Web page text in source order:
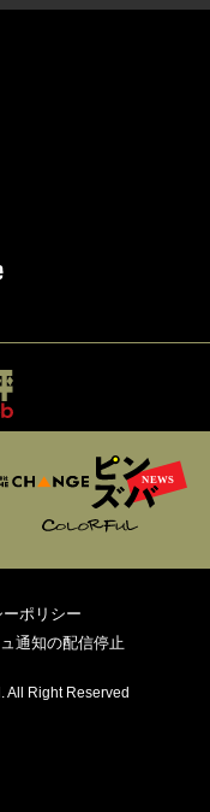
ポリシー
通知の配信停止
All Right Reserved